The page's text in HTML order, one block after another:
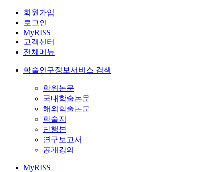
회원가입
로그인
MyRISS
고객센터
전체메뉴
학술연구정보서비스 검색
학위논문
국내학술논문
해외학술논문
학술지
단행본
연구보고서
공개강의
MyRISS